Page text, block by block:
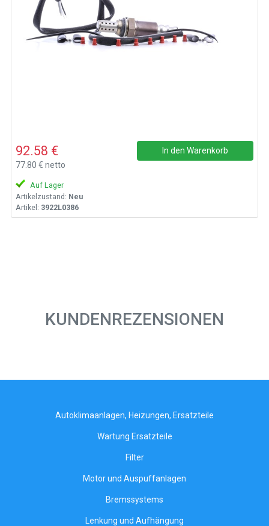
92.58 €
77.80 € netto
In den Warenkorb
Auf Lager
Artikelzustand: Neu
Artikel: 3922L0386
KUNDENREZENSIONEN
Autoklimaanlagen, Heizungen, Ersatzteile
Wartung Ersatzteile
Filter
Motor und Auspuffanlagen
Bremssystems
Lenkung und Aufhängung